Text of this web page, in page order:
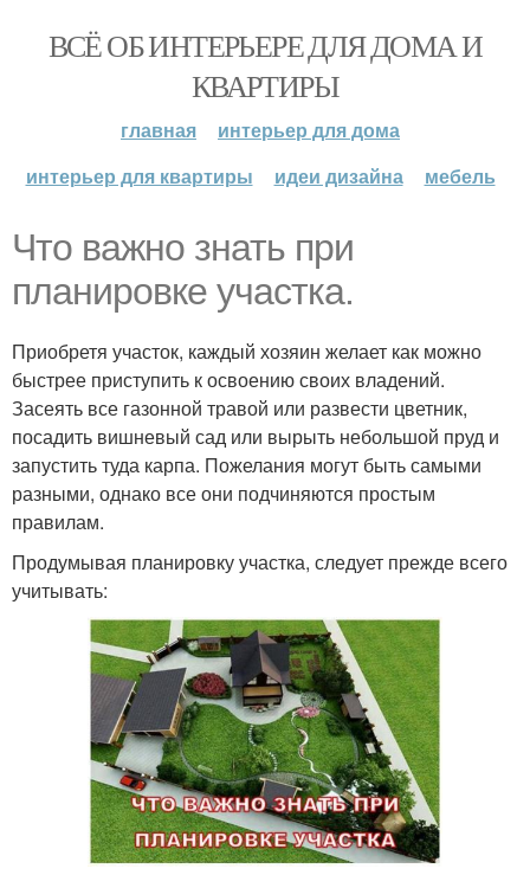
ВСЁ ОБ ИНТЕРЬЕРЕ ДЛЯ ДОМА И
КВАРТИРЫ
главная
интерьер для дома
интерьер для квартиры
идеи дизайна мебель
Что важно знать при
планировке участка.
Приобретя участок, каждый хозяин желает как можно
быстрее приступить к освоению своих владений.
Засеять все газонной травой или развести цветник,
посадить вишневый сад или вырыть небольшой пруд и
запустить туда карпа. Пожелания могут быть самыми
разными, однако все они подчиняются простым
правилам.
Продумывая планировку участка, следует прежде всего
учитывать: